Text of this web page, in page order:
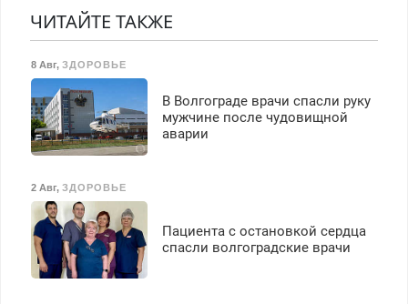
Ежемесячно
выплачивается денежная
безопасности с з/п до
125000 руб.
ЧИТАЙТЕ ТАКЖЕ
8 Авг, ЗДОРОВЬЕ
В Волгограде врачи спасли руку
мужчине после чудовищной
аварии
2 Авг, ЗДОРОВЬЕ
Пациента с остановкой сердца
спасли волгоградские врачи